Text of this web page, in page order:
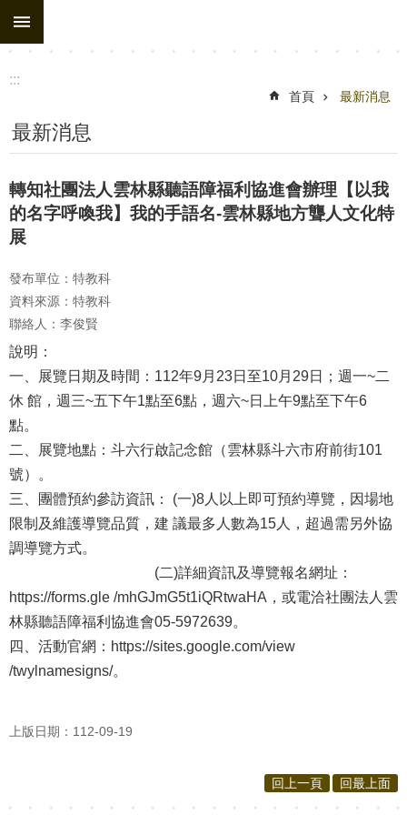
跳到主要內容區塊
:::
首頁 最新消息
最新消息
轉知社團法人雲林縣聽語障福利協進會辦理【以我
的名字呼喚我】我的手語名-雲林縣地方聾人文化特
展
發布單位：特教科
資料來源：特教科
聯絡人：李俊賢
說明：
一、展覽日期及時間：112年9月23日至10月29日；週一~二
休 館，週三~五下午1點至6點，週六~日上午9點至下午6
點。
二、展覽地點：斗六行啟記念館（雲林縣斗六市府前街101
號）。
三、團體預約參訪資訊： (一)8人以上即可預約導覽，因場地
限制及維護導覽品質，建 議最多人數為15人，超過需另外協
調導覽方式。
(二)詳細資訊及導覽報名網址：
https://forms.gle /mhGJmG5t1iQRtwaHA，或電洽社團法人雲
林縣聽語障福利協進會05-5972639。
四、活動官網：https://sites.google.com/view
/twylnamesigns/。
上版日期：112-09-19
回上一頁 回最上面